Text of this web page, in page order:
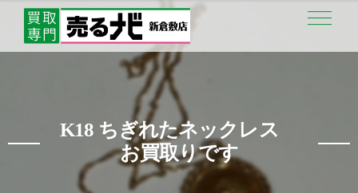
K18 ちぎれたネックレス
お買取りです